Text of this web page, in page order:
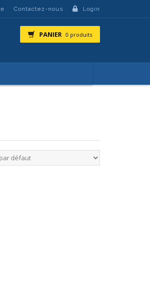
Contactez-nous Login
PANIER 0 produits